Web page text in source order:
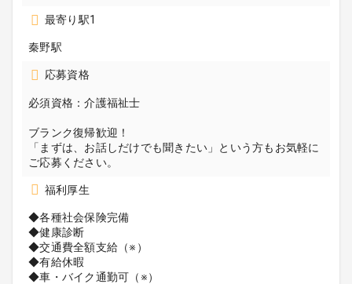
最寄り駅1
秦野駅
応募資格
必須資格：介護福祉士
ブランク復帰歓迎！
「まずは、お話しだけでも聞きたい」という方もお気軽に
ご応募ください。
福利厚生
◆各種社会保険完備
◆健康診断
◆交通費全額支給（※）
◆有給休暇
◆車・バイク通勤可（※）